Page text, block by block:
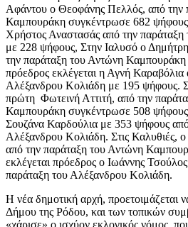
Αφάντου ο Θεοφάνης Πελλός, από την
Καμπουράκη συγκέντρωσε 682 ψήφους
Χρήστος Αναστασάς από την
με 228 ψήφους, Στην Ιαλυσό ο
την παράταξη του Αντώνη
πρόεδρος εκλέγεται η Αγνή
Αλέξανδρου Κολιάδη με 195 ψήφους.
πρώτη Φωτεινή Αττιτή, από την
Καμπουράκη συγκέντρωσε 508 ψήφους
Σουζάνα Καρδούλια με 353 ψήφους
Αλέξανδρου Κολιάδη. Στις Καλυθιές,
από την παράταξη του Αντώνη
εκλέγεται πρόεδρος ο Ιωάννης
παράταξη του Αλέξανδρου Κολιάδη.
Η νέα δημοτική αρχή, προετοιμάζεται
Δήμου της Ρόδου, και των τοπικών
«χάρισε» ο ισχύον εκλογικός νόμος,